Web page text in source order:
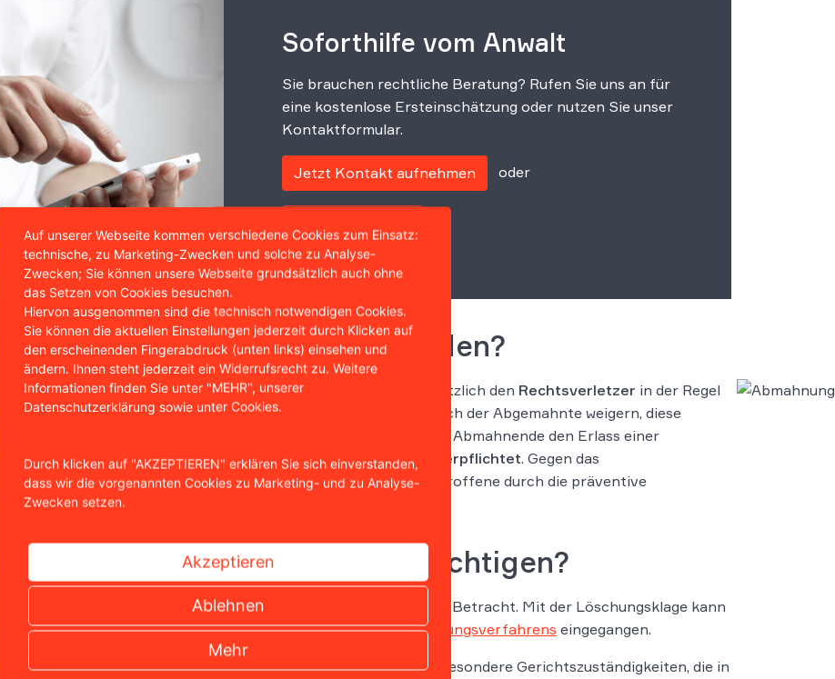
Soforthilfe vom Anwalt
Sie brauchen rechtliche Beratung? Rufen Sie uns an für
eine kostenlose Ersteinschätzung oder nutzen Sie unser
Kontaktformular.
Jetzt Kontakt aufnehmen oder
abgemahnt werden?
eine Markenverletzung feststellt, wird er grundsätzlich den Rechtsverletzer in der Regel
strafbewehrten Unterlassungserklärung
auffordern. Sollte sich der Abgemahnte weigern, diese
der einstweilige Rechtsschutz. Damit beantragt der Abmahnende den Erlass einer
wird mit der Verfügung durch das Gerichtzur Unterlassung verpflichtet. Gegen das
mündliche Verhandlungdurchgeführt wird, kann sich der Betroffene durch die präventive
Markenrechtsklage berücksichtigen?
allem Klagen wegen Markenrechtsverletzung im Markenrecht in Betracht. Mit der Löschungsklage kann
Register begehrt werden. Auf diese wird im Rahmen desLöschungsverfahrens eingegangen.
in Markensachen gelten einigeBesonderheiten. Es gibt besondere Gerichtszuständigkeiten, die in
Auf unserer Webseite kommen verschiedene Cookies zum Einsatz:
technische, zu Marketing-Zwecken und solche zu Analyse-
Zwecken; Sie können unsere Webseite grundsätzlich auch ohne
das Setzen von Cookies besuchen.
Hiervon ausgenommen sind die technisch notwendigen Cookies.
Sie können die aktuellen Einstellungen jederzeit durch Klicken auf
den erscheinenden Fingerabdruck (unten links) einsehen und
ändern. Ihnen steht jederzeit ein Widerrufsrecht zu. Weitere
Informationen finden Sie unter "MEHR", unserer
Datenschutzerklärung sowie unter Cookies.
Durch klicken auf "AKZEPTIEREN" erklären Sie sich einverstanden,
dass wir die vorgenannten Cookies zu Marketing- und zu Analyse-
Zwecken setzen.
Akzeptieren
Ablehnen
Mehr